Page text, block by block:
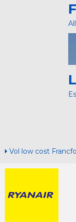
Vol low cost